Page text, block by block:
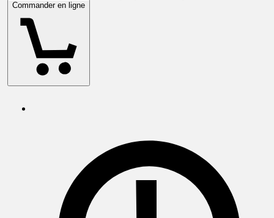
Commander en ligne